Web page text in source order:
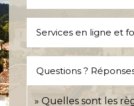
Services en ligne et
Questions ?
Quelles sont les